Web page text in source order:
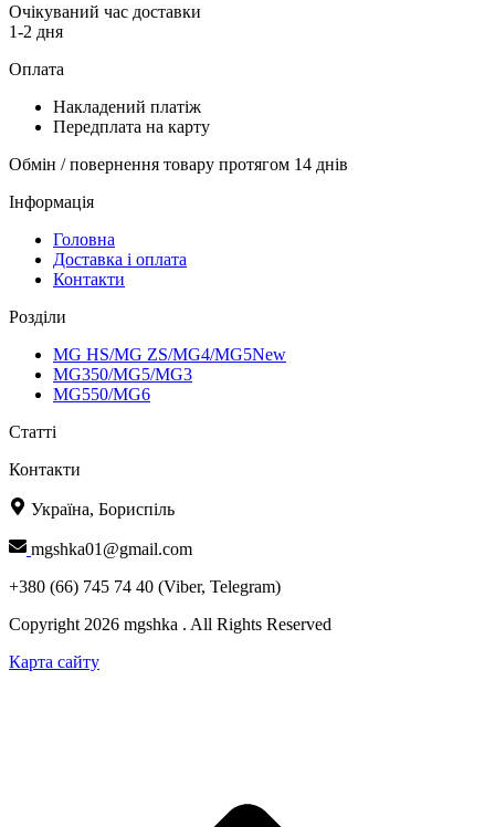
Очікуваний час доставки
1-2 дня
Оплата
Накладений платіж
Передплата на карту
Обмін / повернення товару протягом 14 днів
Інформація
Головна
Доставка і оплата
Контакти
Розділи
MG HS/MG ZS/MG4/MG5New
MG350/MG5/MG3
MG550/MG6
Статті
Контакти
Україна, Бориспіль
mgshka01@gmail.com
+380 (66) 745 74 40 (Viber, Telegram)
Copyright 2026 mgshka . All Rights Reserved
Карта сайту